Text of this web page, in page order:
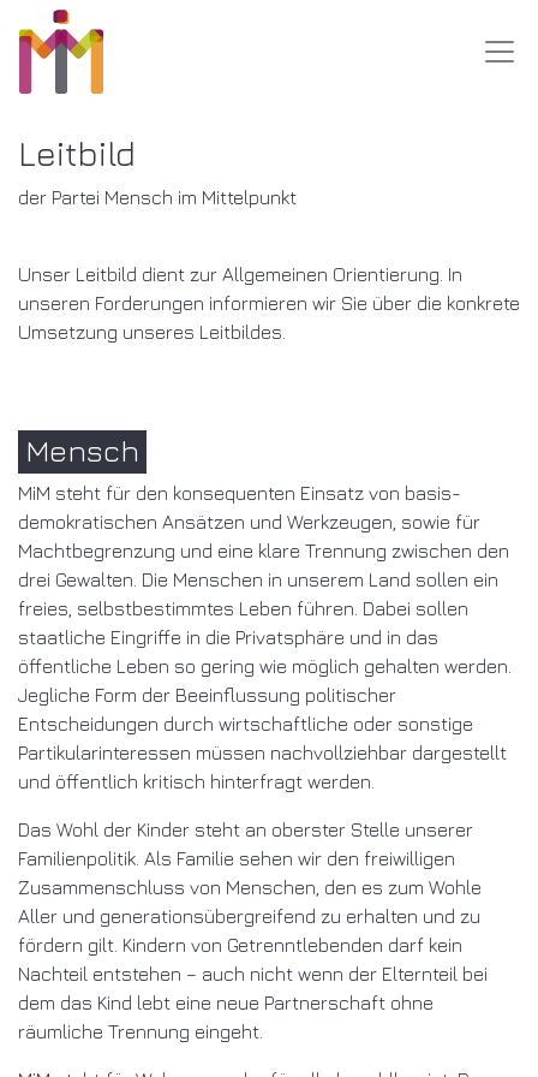
Leitbild
der Partei Mensch im Mittelpunkt
Unser Leitbild dient zur Allgemeinen Orientierung. In
unseren Forderungen informieren wir Sie über die konkrete
Umsetzung unseres Leitbildes.
Mensch
MiM steht für den konsequenten Einsatz von basis­
demokratischen Ansätzen und Werkzeugen, sowie für
Macht­begrenzung und eine klare Trennung zwischen den
drei Gewalten. Die Menschen in unserem Land sollen ein
freies, selbst­bestimmtes Leben führen. Dabei sollen
staatliche Eingriffe in die Privat­sphäre und in das
öffentliche Leben so gering wie möglich gehalten werden.
Jegliche Form der Beeinflussung politischer
Entscheidungen durch wirtschaftliche oder sonstige
Partikular­interessen müssen nachvollziehbar dargestellt
und öffentlich kritisch hinterfragt werden.
Das Wohl der Kinder steht an oberster Stelle unserer
Familienpolitik. Als Familie sehen wir den freiwilligen
Zusammenschluss von Menschen, den es zum Wohle
Aller und generationsübergreifend zu erhalten und zu
fördern gilt. Kindern von Getrenntlebenden darf kein
Nachteil entstehen – auch nicht wenn der Elternteil bei
dem das Kind lebt eine neue Partnerschaft ohne
räumliche Trennung eingeht.